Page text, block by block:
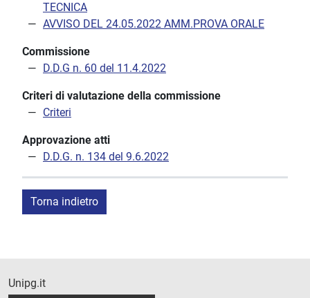
TECNICA
AVVISO DEL 24.05.2022 AMM.PROVA ORALE
Commissione
D.D.G n. 60 del 11.4.2022
Criteri di valutazione della commissione
Criteri
Approvazione atti
D.D.G. n. 134 del 9.6.2022
Torna indietro
Unipg.it